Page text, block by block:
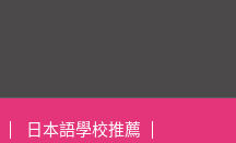
日本語學校推薦